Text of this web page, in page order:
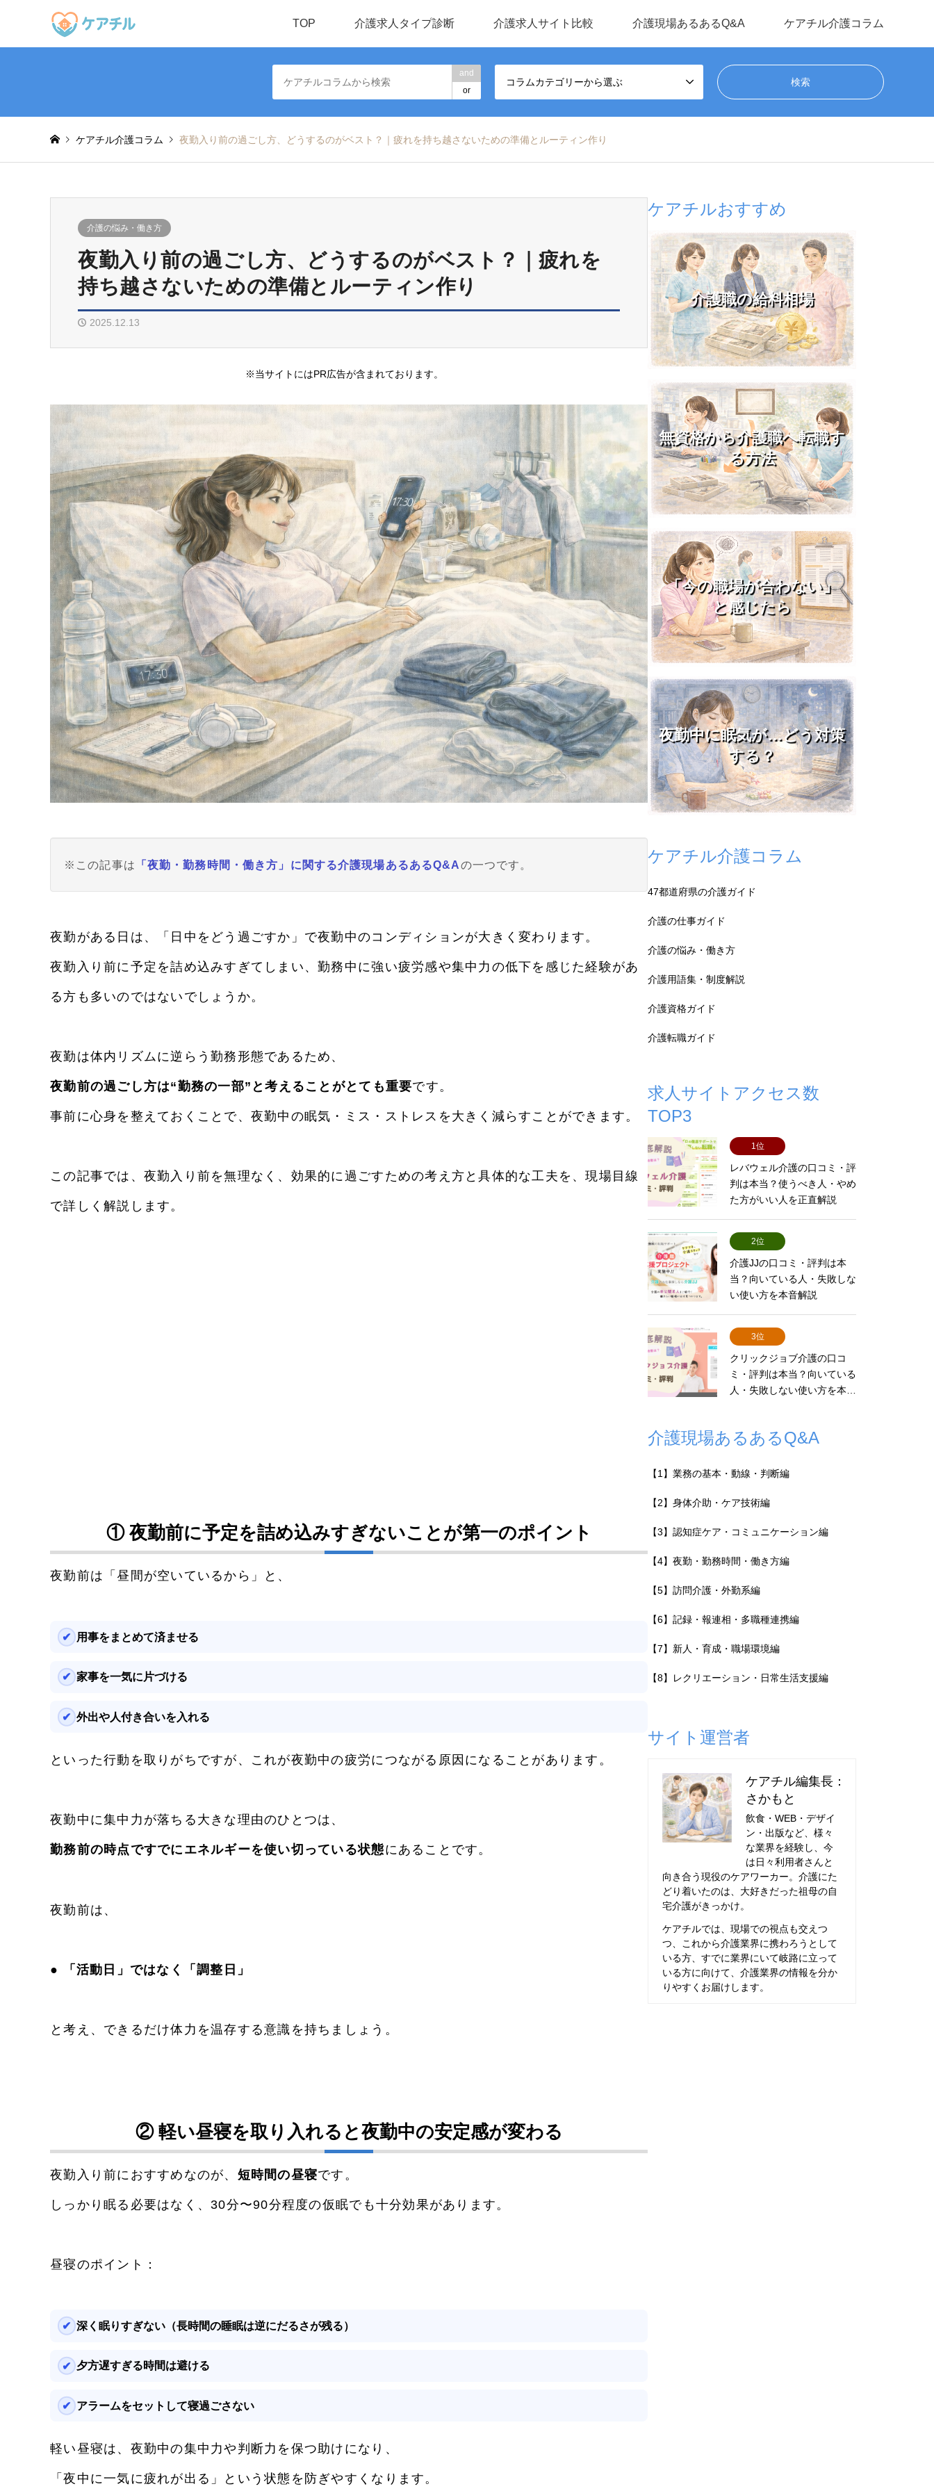
TOP 介護求人タイプ診断 介護求人サイト比較 介護現場あるあるQ&A ケアチル介護コラム
and
or
コラムカテゴリーから選ぶ
ケアチル介護コラム 夜勤入り前の過ごし方、どうするのがベスト？｜疲れを持ち越さないための準備とルーティン作り
介護の悩み・働き方
夜勤入り前の過ごし方、どうするのがベスト？｜疲れを
持ち越さないための準備とルーティン作り
2025.12.13
※当サイトにはPR広告が含まれております。
※この記事は 「夜勤・勤務時間・働き方」に関する介護現場あるあるQ&Aの一つです。
夜勤がある日は、「日中をどう過ごすか」で夜勤中のコンディションが大きく変わります。
夜勤入り前に予定を詰め込みすぎてしまい、勤務中に強い疲労感や集中力の低下を感じた経験があ
る方も多いのではないでしょうか。
夜勤は体内リズムに逆らう勤務形態であるため、
夜勤前の過ごし方は“勤務の一部”と考えることがとても重要です。
事前に心身を整えておくことで、夜勤中の眠気・ミス・ストレスを大きく減らすことができます。
この記事では、夜勤入り前を無理なく、効果的に過ごすための考え方と具体的な工夫を、現場目線
で詳しく解説します。
① 夜勤前に予定を詰め込みすぎないことが第一のポイント
夜勤前は「昼間が空いているから」と、
用事をまとめて済ませる
家事を一気に片づける
外出や人付き合いを入れる
といった行動を取りがちですが、これが夜勤中の疲労につながる原因になることがあります。
夜勤中に集中力が落ちる大きな理由のひとつは、
勤務前の時点ですでにエネルギーを使い切っている状態にあることです。
夜勤前は、
● 「活動日」ではなく「調整日」
と考え、できるだけ体力を温存する意識を持ちましょう。
② 軽い昼寝を取り入れると夜勤中の安定感が変わる
夜勤入り前におすすめなのが、 短時間の昼寝です。
しっかり眠る必要はなく、30分〜90分程度の仮眠でも十分効果があります。
昼寝のポイント：
深く眠りすぎない（長時間の睡眠は逆にだるさが残る）
夕方遅すぎる時間は避ける
アラームをセットして寝過ごさない
軽い昼寝は、夜勤中の集中力や判断力を保つ助けになり、
「夜中に一気に疲れが出る」という状態を防ぎやすくなります。
ケアチルおすすめ
介護職の給料相場
無資格から介護職へ転職す
る方法
「今の職場が合わない」
と感じたら
夜勤中に眠気が…どう対策
する？
ケアチル介護コラム
47都道府県の介護ガイド
介護の仕事ガイド
介護の悩み・働き方
介護用語集・制度解説
介護資格ガイド
介護転職ガイド
求人サイトアクセス数
TOP3
1位
レバウェル介護の口コミ・評
判は本当？使うべき人・やめ
た方がいい人を正直解説
2位
介護JJの口コミ・評判は本
当？向いている人・失敗しな
い使い方を本音解説
3位
クリックジョブ介護の口コ
ミ・評判は本当？向いている
人・失敗しない使い方を本…
介護現場あるあるQ&A
【1】業務の基本・動線・判断編
【2】身体介助・ケア技術編
【3】認知症ケア・コミュニケーション編
【4】夜勤・勤務時間・働き方編
【5】訪問介護・外勤系編
【6】記録・報連相・多職種連携編
【7】新人・育成・職場環境編
【8】レクリエーション・日常生活支援編
サイト運営者
ケアチル編集長：
さかもと
飲食・WEB・デザイ
ン・出版など、様々
な業界を経験し、今
は日々利用者さんと
向き合う現役のケアワーカー。介護にた
どり着いたのは、大好きだった祖母の自
宅介護がきっかけ。
ケアチルでは、現場での視点も交えつ
つ、これから介護業界に携わろうとして
いる方、すでに業界にいて岐路に立って
いる方に向けて、介護業界の情報を分か
りやすくお届けします。